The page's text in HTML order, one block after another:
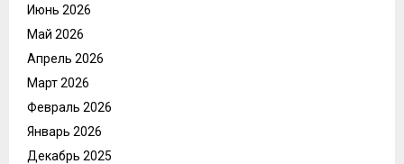
Июнь 2026
Май 2026
Апрель 2026
Март 2026
Февраль 2026
Январь 2026
Декабрь 2025